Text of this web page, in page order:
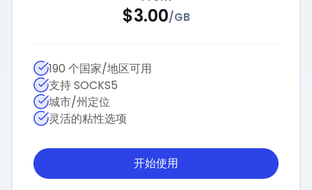
$3.00/GB
190 个国家/地区可用
支持 SOCKS5
城市/州定位
灵活的粘性选项
开始使用